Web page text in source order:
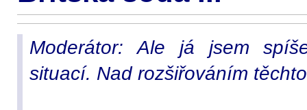
Moderátor: Ale já jsem
situací. Nad rozšiřováním